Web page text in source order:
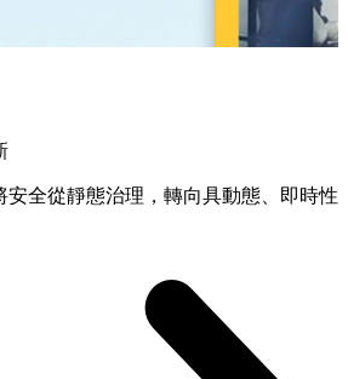
安全從靜態治理，轉向具動態、即時性